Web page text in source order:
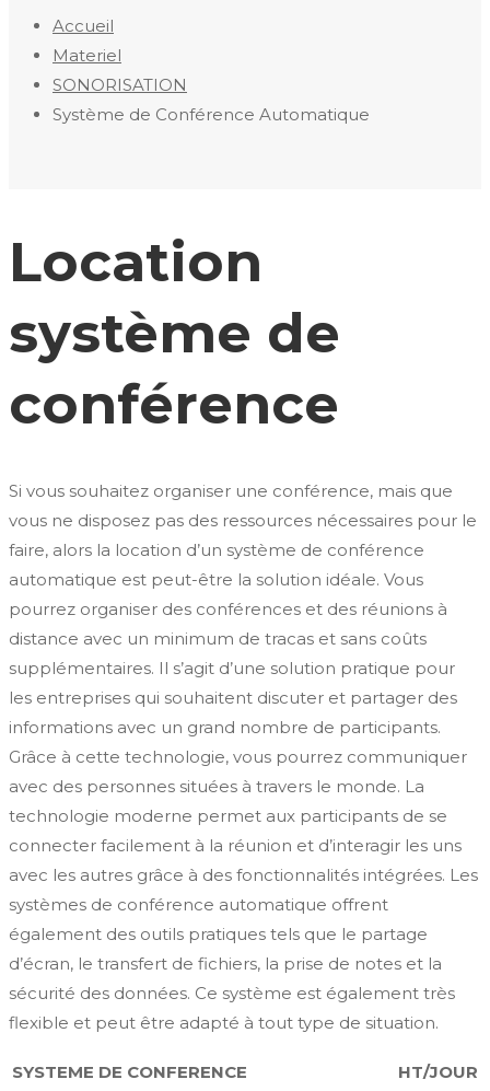
Accueil
Materiel
SONORISATION
Système de Conférence Automatique
Location
système de
conférence
Si vous souhaitez organiser une conférence, mais que
vous ne disposez pas des ressources nécessaires pour le
faire, alors la location d’un système de conférence
automatique est peut-être la solution idéale. Vous
pourrez organiser des conférences et des réunions à
distance avec un minimum de tracas et sans coûts
supplémentaires. Il s’agit d’une solution pratique pour
les entreprises qui souhaitent discuter et partager des
informations avec un grand nombre de participants.
Grâce à cette technologie, vous pourrez communiquer
avec des personnes situées à travers le monde. La
technologie moderne permet aux participants de se
connecter facilement à la réunion et d’interagir les uns
avec les autres grâce à des fonctionnalités intégrées. Les
systèmes de conférence automatique offrent
également des outils pratiques tels que le partage
d’écran, le transfert de fichiers, la prise de notes et la
sécurité des données. Ce système est également très
flexible et peut être adapté à tout type de situation.
SYSTEME DE CONFERENCE
HT/JOUR